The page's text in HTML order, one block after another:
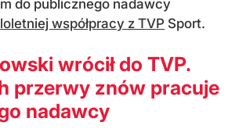
do publicznego nadawcy
współpracy z TVP Sport.
wrócił do TVP.
przerwy znów pracuje
nadawcy